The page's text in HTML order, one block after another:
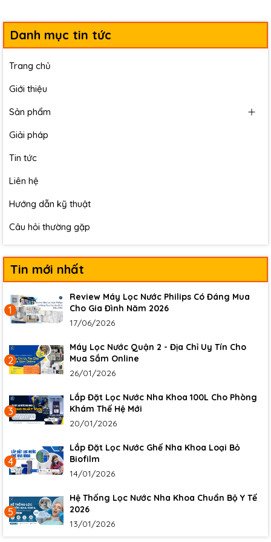
Danh mục tin tức
Trang chủ
Giới thiệu
Sản phẩm
Giải pháp
Tin tức
Liên hệ
Hướng dẫn kỹ thuật
Câu hỏi thường gặp
Tin mới nhất
1
Review Máy Lọc Nước Philips Có Đáng Mua
Cho Gia Đình Năm 2026
17/06/2026
2
Máy Lọc Nước Quận 2 - Địa Chỉ Uy Tín Cho
Mua Sắm Online
26/01/2026
3
Lắp Đặt Lọc Nước Nha Khoa 100L Cho Phòng
Khám Thế Hệ Mới
20/01/2026
4
Lắp Đặt Lọc Nước Ghế Nha Khoa Loại Bỏ
Biofilm
14/01/2026
5
Hệ Thống Lọc Nước Nha Khoa Chuẩn Bộ Y Tế
2026
13/01/2026